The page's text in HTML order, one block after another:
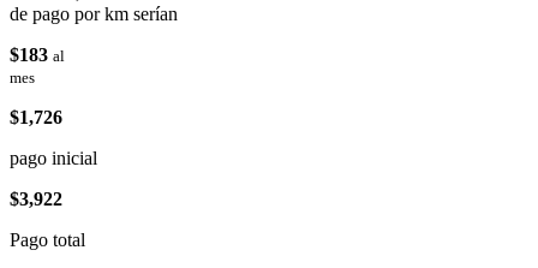
de pago por km serían
$183 al
mes
$1,726
pago inicial
$3,922
Pago total